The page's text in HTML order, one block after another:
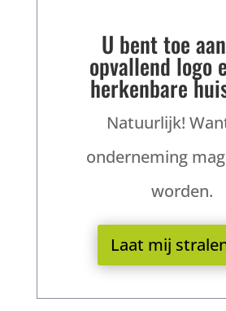
U bent toe
opvallend logo
herkenbare
Natuurlijk!
onderneming
worden.
Laat mij